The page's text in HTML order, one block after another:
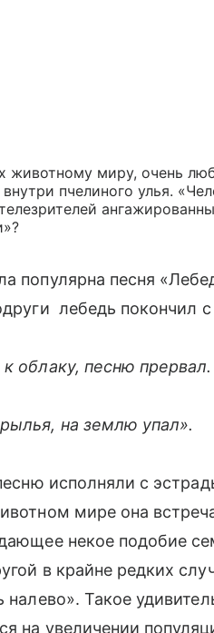
животному миру, очень
пчелиного улья.
популярна песня
лебедь покончил
облаку, песню прервал.
на землю упал».
исполняли с
мире она
некое подобие
в крайне редких
Такое
на увеличении